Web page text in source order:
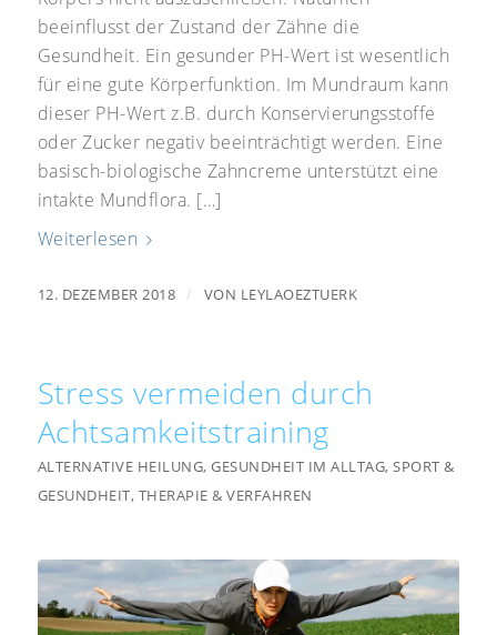
beeinflusst der Zustand der Zähne die
Gesundheit. Ein gesunder PH-Wert ist wesentlich
für eine gute Körperfunktion. Im Mundraum kann
dieser PH-Wert z.B. durch Konservierungsstoffe
oder Zucker negativ beeinträchtigt werden. Eine
basisch-biologische Zahncreme unterstützt eine
intakte Mundflora. […]
Weiterlesen
12. DEZEMBER 2018 / VON LEYLAOEZTUERK
Stress vermeiden durch
Achtsamkeitstraining
ALTERNATIVE HEILUNG,GESUNDHEIT IM ALLTAG,SPORT &
GESUNDHEIT, THERAPIE & VERFAHREN